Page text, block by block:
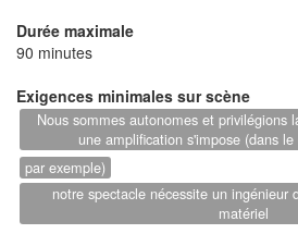
Durée maximale
90 minutes
Exigences minimales sur scène
Nous sommes autonomes et privilégions
une amplification s'impose (dans
par exemple)
notre spectacle nécessite un ingénieur
matériel